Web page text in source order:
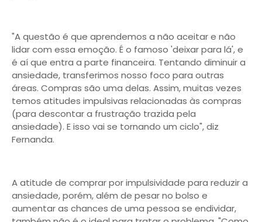
"A questão é que aprendemos a não aceitar e não
lidar com essa emoção. É o famoso 'deixar para lá', e
é aí que entra a parte financeira. Tentando diminuir a
ansiedade, transferimos nosso foco para outras
áreas. Compras são uma delas. Assim, muitas vezes
temos atitudes impulsivas relacionadas às compras
(para descontar a frustração trazida pela
ansiedade). E isso vai se tornando um ciclo", diz
Fernanda.
A atitude de comprar por impulsividade para reduzir a
ansiedade, porém, além de pesar no bolso e
aumentar as chances de uma pessoa se endividar,